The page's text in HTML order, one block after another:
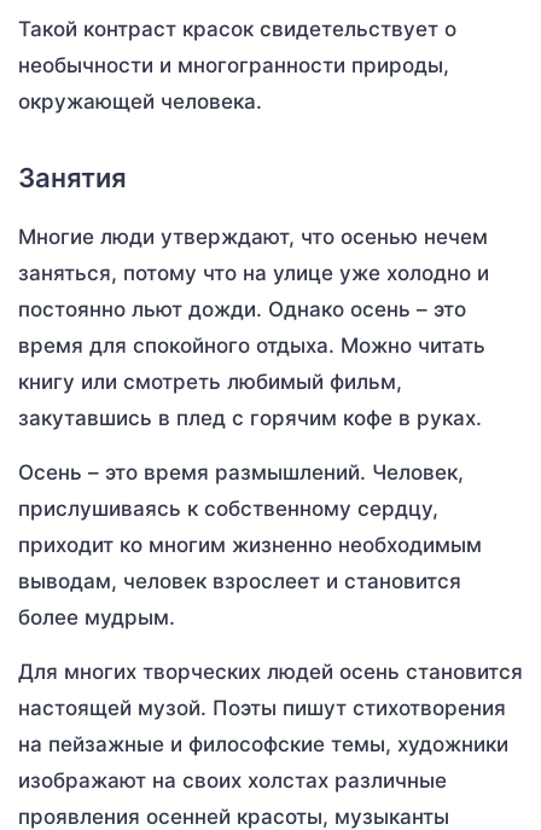
Такой контраст красок свидетельствует о
необычности и многогранности природы,
окружающей человека.
Занятия
Многие люди утверждают, что осенью нечем
заняться, потому что на улице уже холодно и
постоянно льют дожди. Однако осень – это
время для спокойного отдыха. Можно читать
книгу или смотреть любимый фильм,
закутавшись в плед с горячим кофе в руках.
Осень – это время размышлений. Человек,
прислушиваясь к собственному сердцу,
приходит ко многим жизненно необходимым
выводам, человек взрослеет и становится
более мудрым.
Для многих творческих людей осень становится
настоящей музой. Поэты пишут стихотворения
на пейзажные и философские темы, художники
изображают на своих холстах различные
проявления осенней красоты, музыканты